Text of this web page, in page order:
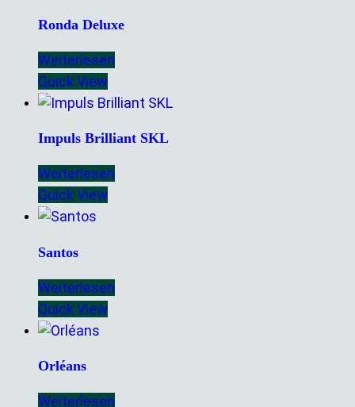
Ronda Deluxe
Weiterlesen
Quick View
Impuls Brilliant SKL
Weiterlesen
Quick View
Santos
Weiterlesen
Quick View
Orléans
Weiterlesen